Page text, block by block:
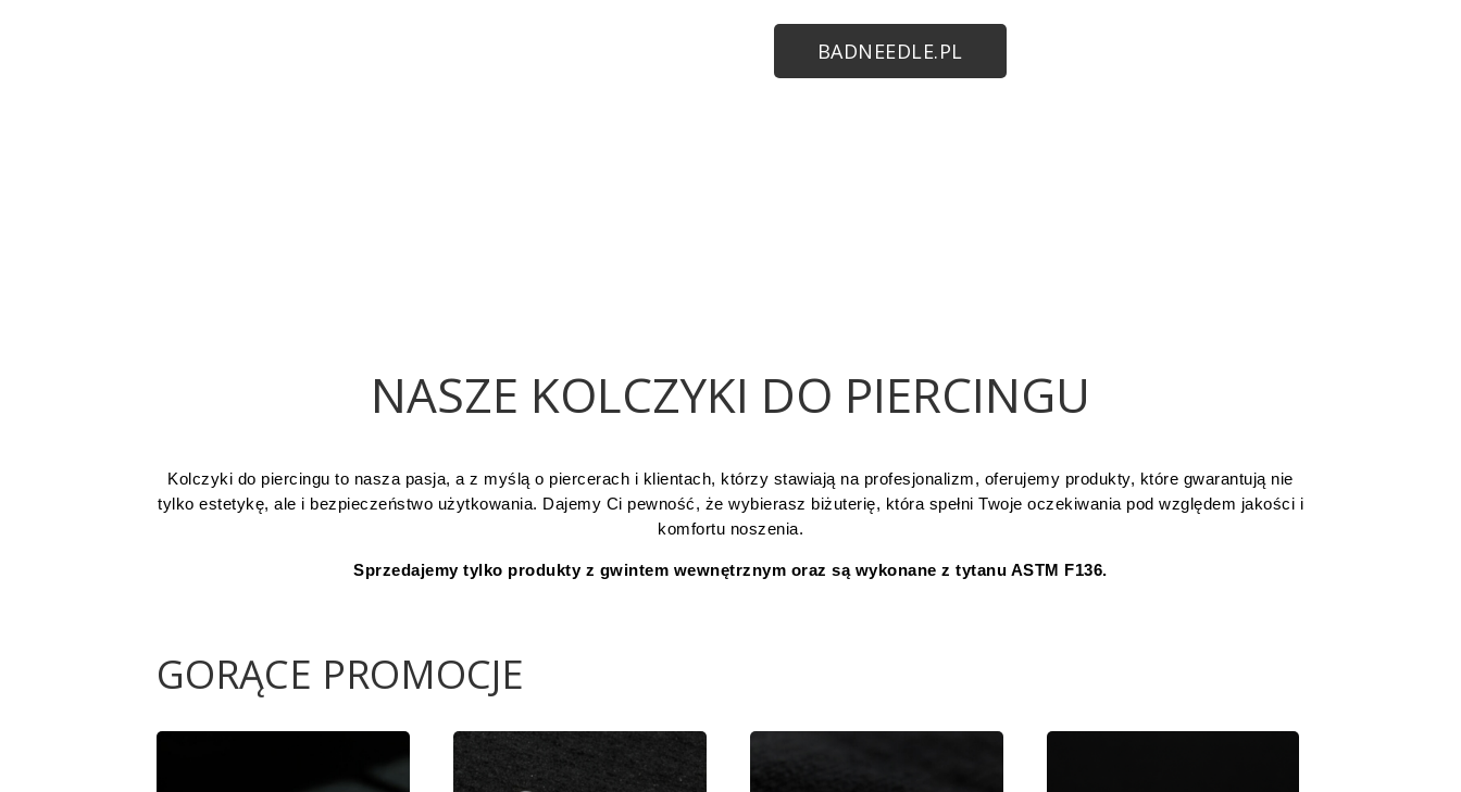
BADNEEDLE.PL
NASZE KOLCZYKI DO PIERCINGU
Kolczyki do piercingu to nasza pasja, a z myślą o piercerach i klientach, którzy stawiają na profesjonalizm, oferujemy produkty, które gwarantują nie
tylko estetykę, ale i bezpieczeństwo użytkowania. Dajemy Ci pewność, że wybierasz biżuterię, która spełni Twoje oczekiwania pod względem jakości i
komfortu noszenia.
Sprzedajemy tylko produkty z gwintem wewnętrznym oraz są wykonane z tytanu ASTM F136.
GORĄCE PROMOCJE